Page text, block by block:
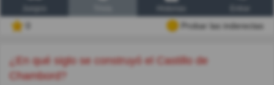
Probar las inderectas
¿En qué siglo se construyó el Castillo de
Chambord?